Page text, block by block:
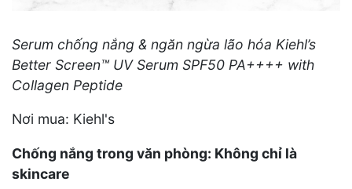
Serum chống nắng & ngăn ngừa lão hóa Kiehl’s
Better Screen™ UV Serum SPF50 PA++++ with
Collagen Peptide
Nơi mua: Kiehl's
Chống nắng trong văn phòng: Không chỉ là
skincare